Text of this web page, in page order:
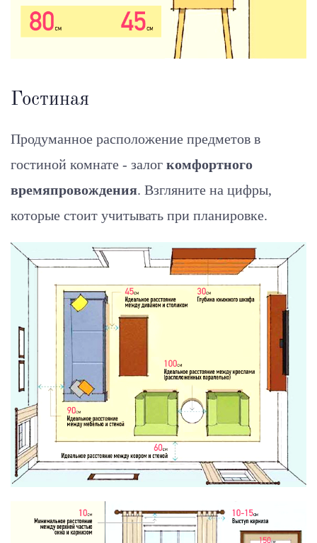
Гостиная
Продуманное расположение предметов в
гостиной комнате - залог комфортного
времяпровождения. Взгляните на цифры,
которые стоит учитывать при планировке.